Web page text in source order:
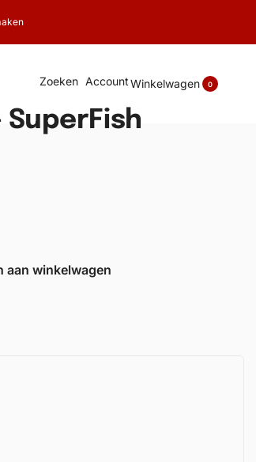
Zoeken AccountWinkelwagen 0
SuperFish
aan winkelwagen